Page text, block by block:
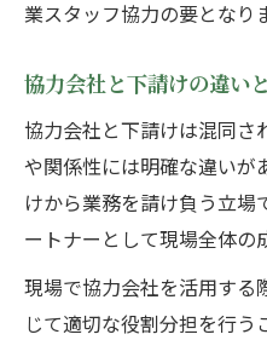
業スタッフ協力の要となり
協力会社と下請けの違い
協力会社と下請けは混同さ
や関係性には明確な違いが
けから業務を請け負う立
ートナーとして現場全体の
現場で協力会社を活用する
じて適切な役割分担を行う